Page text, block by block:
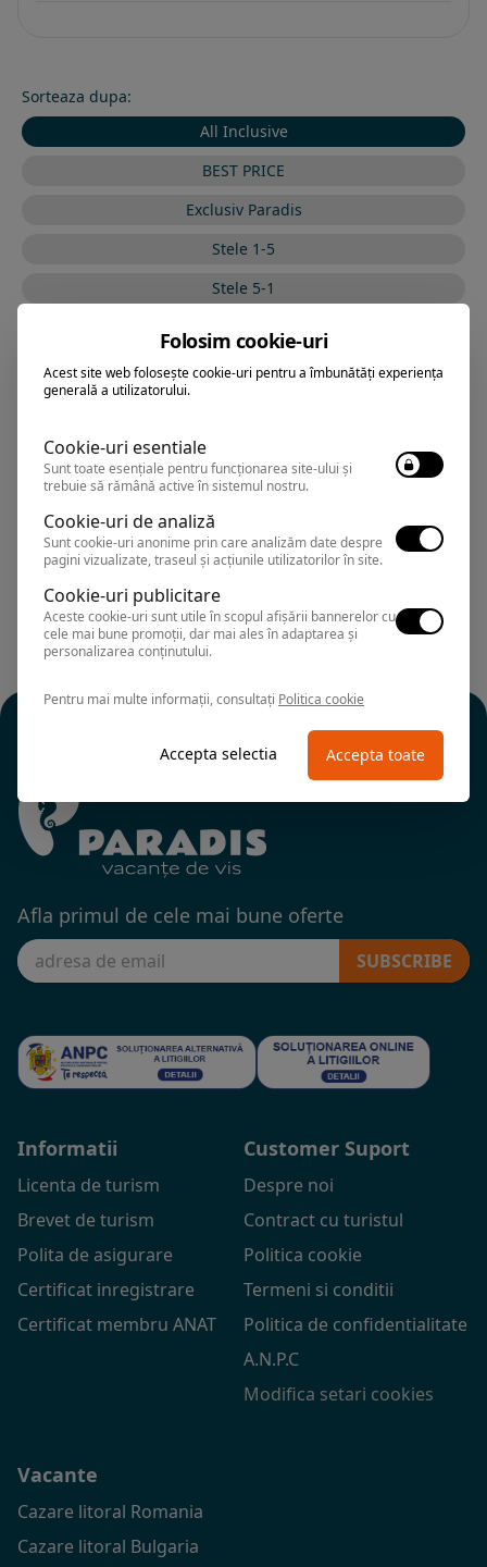
Sorteaza dupa:
All Inclusive
BEST PRICE
Exclusiv Paradis
Stele 1-5
Stele 5-1
Hotel
VRAJA MARII BY THE
Eforie Sud,Arata pe harta
0374.347.708
Afla primul de cele mai bune oferte
SUBSCRIBE
Informatii
Licenta de turism
Brevet de turism
Polita de asigurare
Certificat inregistrare
Certificat membru ANAT
Customer Suport
Despre noi
Contract cu turistul
Politica cookie
Termeni si conditii
Politica de confidentialitate
A.N.P.C
Modifica setari cookies
Vacante
Cazare litoral Romania
Cazare litoral Bulgaria
Folosim cookie-uri
Acest site web folosește cookie-uri pentru a îmbunătăți experiența
generală a utilizatorului.
Cookie-uri esentiale
Sunt toate esențiale pentru funcționarea site-ului și
trebuie să rămână active în sistemul nostru.
Cookie-uri de analiză
Sunt cookie-uri anonime prin care analizăm date despre
pagini vizualizate, traseul și acțiunile utilizatorilor în site.
Cookie-uri publicitare
Aceste cookie-uri sunt utile în scopul afișării bannerelor cu
cele mai bune promoții, dar mai ales în adaptarea și
personalizarea conținutului.
Pentru mai multe informații, consultați Politica cookie
Accepta selectia Accepta toate